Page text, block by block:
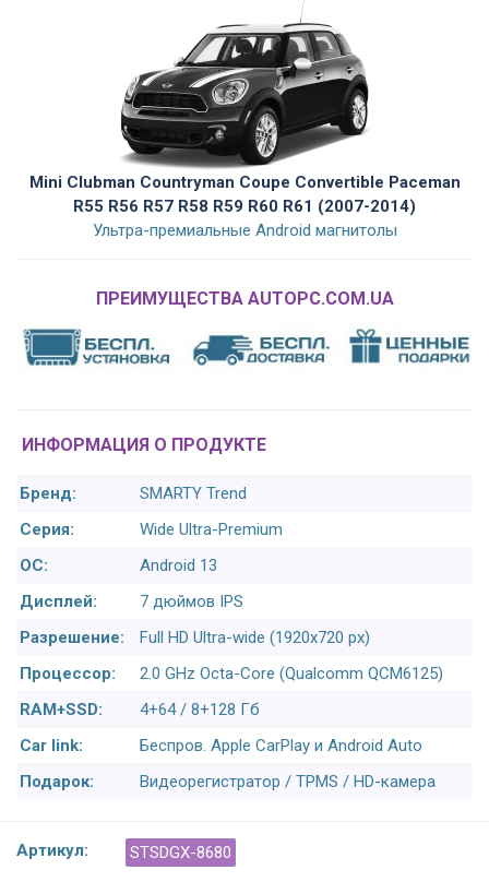
Mini Clubman Countryman Coupe Convertible Paceman
R55 R56 R57 R58 R59 R60 R61 (2007-2014)
Ультра-премиальные Android магнитолы
ПРЕИМУЩЕСТВА AUTOPC.COM.UA
ИНФОРМАЦИЯ О ПРОДУКТЕ
Бренд:
SMARTY Trend
Серия:
Wide Ultra-Premium
ОС:
Android 13
Дисплей:
7 дюймов IPS
Разрешение:
Full HD Ultra-wide (1920x720 px)
Процессор:
2.0 GHz Octa-Core (Qualcomm QCM6125)
RAM+SSD:
4+64 / 8+128 Гб
Car link:
Беспров. Apple CarPlay и Android Auto
Подарок:
Видеорегистратор / TPMS / HD-камера
Артикул: STSDGX-8680